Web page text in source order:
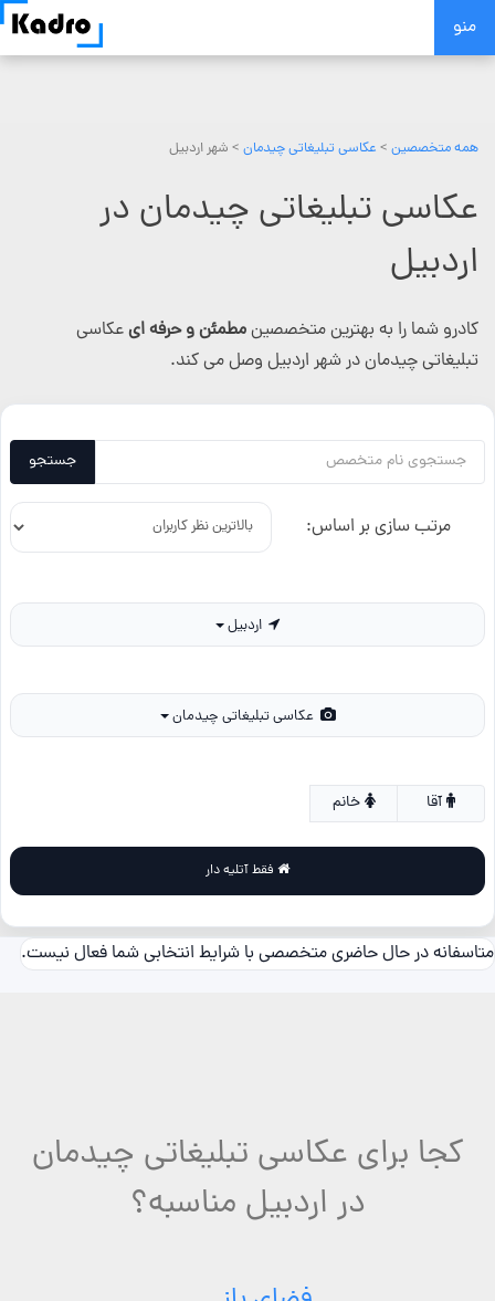
Skip
منو
همه متخصصین > عکاسی تبلیغاتی چیدمان > شهر اردبیل
عکاسی تبلیغاتی چیدمان در
اردبیل
کادرو شما را به بهترین متخصصینمطمئن و حرفه ایعکاسی
تبلیغاتی چیدمان در شهر اردبیل وصل می کند.
جستجو
مرتب سازی بر اساس:
خانم
متاسفانه در حال حاضری متخصصی با شرایط انتخابی شما فعال نیست.
کجا برای عکاسی تبلیغاتی چیدمان
در اردبیل مناسبه؟